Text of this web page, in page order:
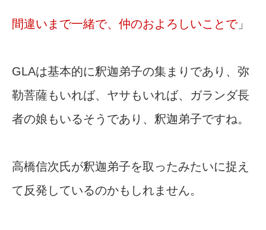
間違いまで一緒で、仲のおよろしいことで」
GLAは基本的に釈迦弟子の集まりであり、弥
勒菩薩もいれば、ヤサもいれば、ガランダ長
者の娘もいるそうであり、釈迦弟子ですね。
高橋信次氏が釈迦弟子を取ったみたいに捉え
て反発しているのかもしれません。